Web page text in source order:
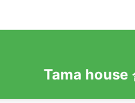
Tama house